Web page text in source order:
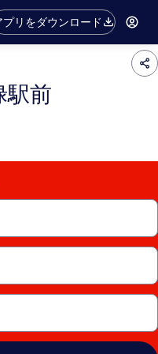
プリをダウンロード
駅前